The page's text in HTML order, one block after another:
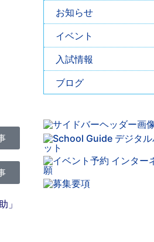
お知らせ
イベント
入試情報
ブログ
」